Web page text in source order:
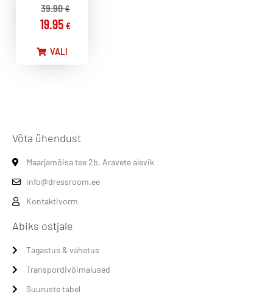
39.90€
19.95 €
VALI
Võta ühendust
Maarjamõisa tee 2b, Aravete alevik
info@dressroom.ee
Kontaktivorm
Abiks ostjale
Tagastus & vahetus
Transpordivõimalused
Suuruste tabel